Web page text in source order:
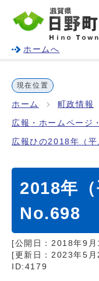
ホームへ
現在位置
ホーム 町政情報
広報・ホームページ
広報ひの2018年（平
2018年
No.698
[公開日： 2018年9月
[更新日： 2023年5月
ID:4179